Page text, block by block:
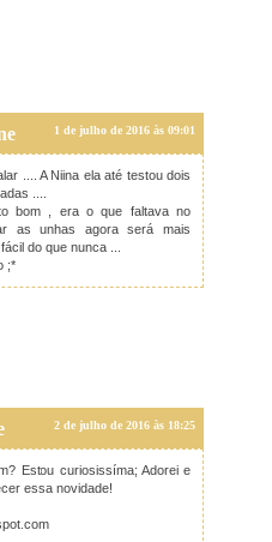
1 de julho de 2016 às 09:01
.... A Niina ela até testou dois
....
bom , era o que faltava no
as unhas agora será mais
do que nunca ...
;*
2 de julho de 2016 às 18:25
Estou curiosissíma; Adorei e
essa novidade!